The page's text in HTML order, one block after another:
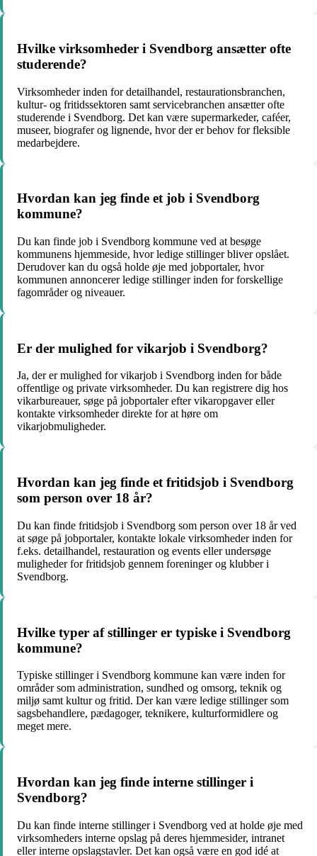
Hvilke virksomheder i Svendborg ansætter ofte
studerende?
Virksomheder inden for detailhandel, restaurationsbranchen,
kultur- og fritidssektoren samt servicebranchen ansætter ofte
studerende i Svendborg. Det kan være supermarkeder, caféer,
museer, biografer og lignende, hvor der er behov for fleksible
medarbejdere.
Hvordan kan jeg finde et job i Svendborg
kommune?
Du kan finde job i Svendborg kommune ved at besøge
kommunens hjemmeside, hvor ledige stillinger bliver opslået.
Derudover kan du også holde øje med jobportaler, hvor
kommunen annoncerer ledige stillinger inden for forskellige
fagområder og niveauer.
Er der mulighed for vikarjob i Svendborg?
Ja, der er mulighed for vikarjob i Svendborg inden for både
offentlige og private virksomheder. Du kan registrere dig hos
vikarbureauer, søge på jobportaler efter vikaropgaver eller
kontakte virksomheder direkte for at høre om
vikarjobmuligheder.
Hvordan kan jeg finde et fritidsjob i Svendborg
som person over 18 år?
Du kan finde fritidsjob i Svendborg som person over 18 år ved
at søge på jobportaler, kontakte lokale virksomheder inden for
f.eks. detailhandel, restauration og events eller undersøge
muligheder for fritidsjob gennem foreninger og klubber i
Svendborg.
Hvilke typer af stillinger er typiske i Svendborg
kommune?
Typiske stillinger i Svendborg kommune kan være inden for
områder som administration, sundhed og omsorg, teknik og
miljø samt kultur og fritid. Der kan være ledige stillinger som
sagsbehandlere, pædagoger, teknikere, kulturformidlere og
meget mere.
Hvordan kan jeg finde interne stillinger i
Svendborg?
Du kan finde interne stillinger i Svendborg ved at holde øje med
virksomheders interne opslag på deres hjemmesider, intranet
eller interne opslagstavler. Det kan også være en god idé at